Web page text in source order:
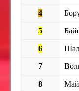
4
5
6
7
8